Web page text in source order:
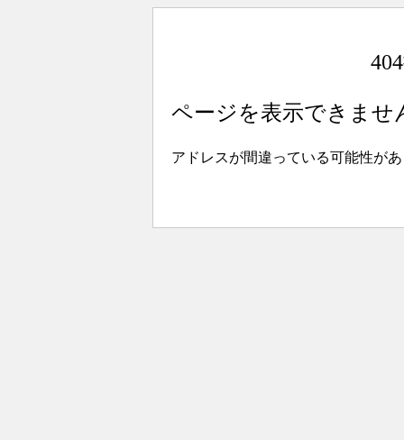
ページを表示できませ
アドレスが間違っている可能性が